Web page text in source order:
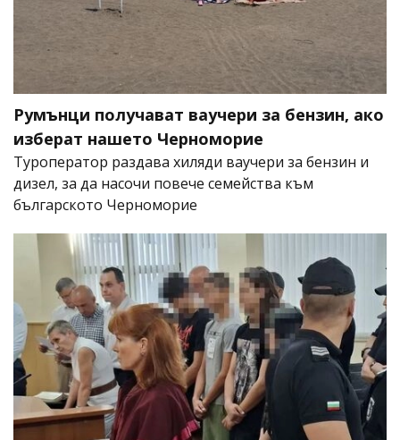
Румънци получават ваучери за бензин, ако
изберат нашето Черноморие
Туроператор раздава хиляди ваучери за бензин и
дизел, за да насочи повече семейства към
българското Черноморие